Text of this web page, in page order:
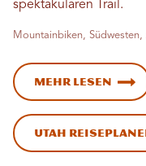
spektakulären Trail.
Mountainbiken, Südwesten,
Mehr lesen
Utah